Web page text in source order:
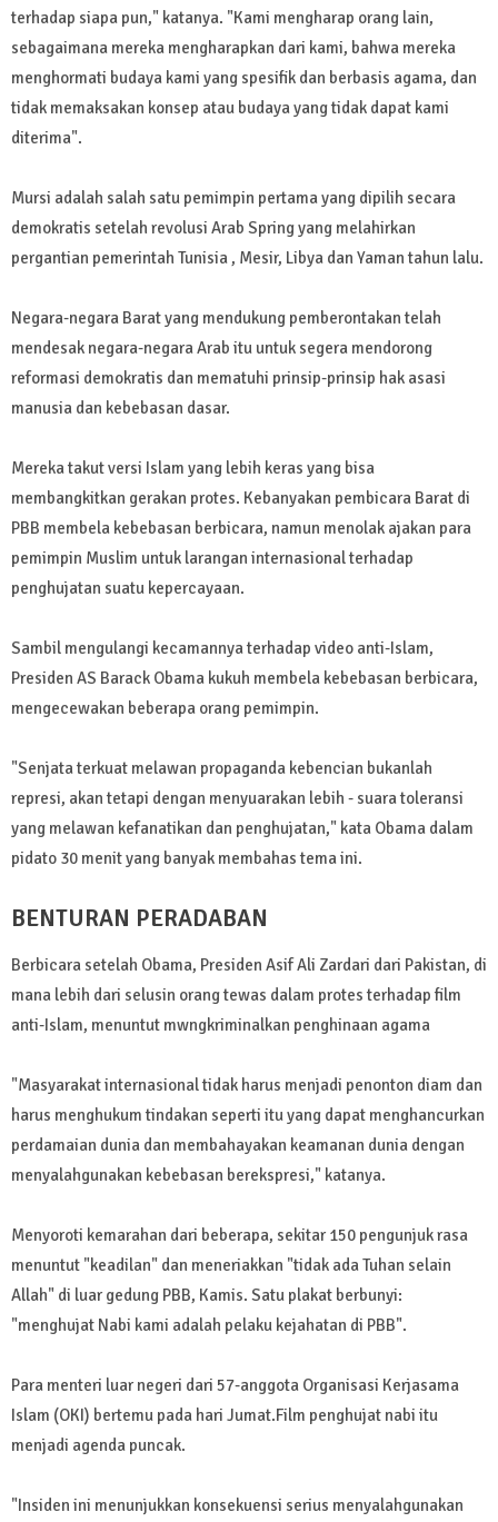
terhadap siapa pun," katanya. "Kami mengharap orang lain,
sebagaimana mereka mengharapkan dari kami, bahwa mereka
menghormati budaya kami yang spesifik dan berbasis agama, dan
tidak memaksakan konsep atau budaya yang tidak dapat kami
diterima".
Mursi adalah salah satu pemimpin pertama yang dipilih secara
demokratis setelah revolusi Arab Spring yang melahirkan
pergantian pemerintah Tunisia , Mesir, Libya dan Yaman tahun lalu.
Negara-negara Barat yang mendukung pemberontakan telah
mendesak negara-negara Arab itu untuk segera mendorong
reformasi demokratis dan mematuhi prinsip-prinsip hak asasi
manusia dan kebebasan dasar.
Mereka takut versi Islam yang lebih keras yang bisa
membangkitkan gerakan protes. Kebanyakan pembicara Barat di
PBB membela kebebasan berbicara, namun menolak ajakan para
pemimpin Muslim untuk larangan internasional terhadap
penghujatan suatu kepercayaan.
Sambil mengulangi kecamannya terhadap video anti-Islam,
Presiden AS Barack Obama kukuh membela kebebasan berbicara,
mengecewakan beberapa orang pemimpin.
"Senjata terkuat melawan propaganda kebencian bukanlah
represi, akan tetapi dengan menyuarakan lebih - suara toleransi
yang melawan kefanatikan dan penghujatan," kata Obama dalam
pidato 30 menit yang banyak membahas tema ini.
BENTURAN PERADABAN
Berbicara setelah Obama, Presiden Asif Ali Zardari dari Pakistan, di
mana lebih dari selusin orang tewas dalam protes terhadap film
anti-Islam, menuntut mwngkriminalkan penghinaan agama
"Masyarakat internasional tidak harus menjadi penonton diam dan
harus menghukum tindakan seperti itu yang dapat menghancurkan
perdamaian dunia dan membahayakan keamanan dunia dengan
menyalahgunakan kebebasan berekspresi," katanya.
Menyoroti kemarahan dari beberapa, sekitar 150 pengunjuk rasa
menuntut "keadilan" dan meneriakkan "tidak ada Tuhan selain
Allah" di luar gedung PBB, Kamis. Satu plakat berbunyi:
"menghujat Nabi kami adalah pelaku kejahatan di PBB".
Para menteri luar negeri dari 57-anggota Organisasi Kerjasama
Islam (OKI) bertemu pada hari Jumat.Film penghujat nabi itu
menjadi agenda puncak.
"Insiden ini menunjukkan konsekuensi serius menyalahgunakan